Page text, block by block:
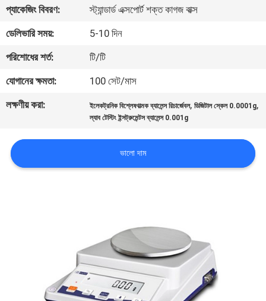
মান
নিয়ন্ত্রণ
করুন
জন্য
আবেদন
PRIVACY
POLICY
প্যাকেজিং বিবরণ:
স্ট্যান্ডার্ড এক্সপোর্ট শক্ত কাগজ বাক্স
ডেলিভারি সময়:
5-10 দিন
পরিশোধের শর্ত:
টি/টি
যোগানের ক্ষমতা:
100 সেট/মাস
লক্ষণীয় করা:
ইলেকট্রনিক বিশ্লেষণাত্মক ব্যালেন্স রিচার্জেবল,ডিজিটাল স্কেল 0.0001g,
ল্যাব টেস্টিং ইন্সট্রুমেন্টস ব্যালেন্স 0.001g
ভালো দাম